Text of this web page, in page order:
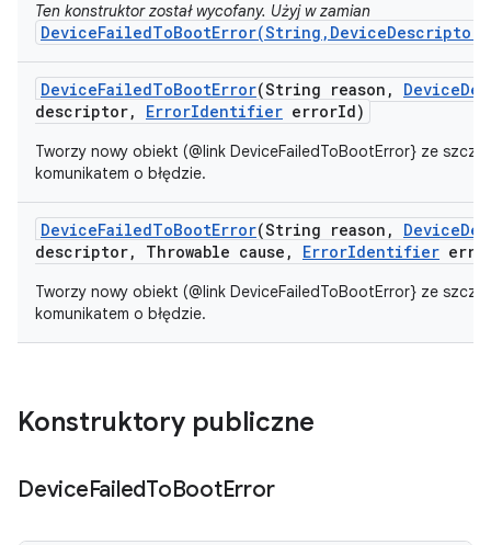
Ten konstruktor został wycofany. Użyj w zamian
DeviceFailedToBootError(String reason , Device
descriptor, ErrorIdentifier errorId)
Tworzy nowy obiekt (@link DeviceFailedToBootError} ze
komunikatem o błędzie.
DeviceFailedToBootError(String reason , Device
descriptor, Throwable cause , ErrorIdentifier
Tworzy nowy obiekt (@link DeviceFailedToBootError} ze
komunikatem o błędzie.
Konstruktory publiczne
DeviceFailedToBootError